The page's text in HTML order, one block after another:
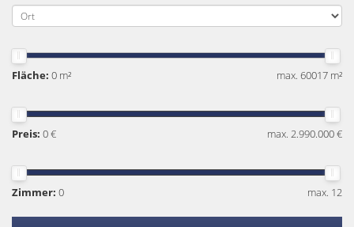
Fläche: 0 m² max. 60017 m²
Preis: 0 € max. 2.990.000 €
Zimmer: 0 max. 12